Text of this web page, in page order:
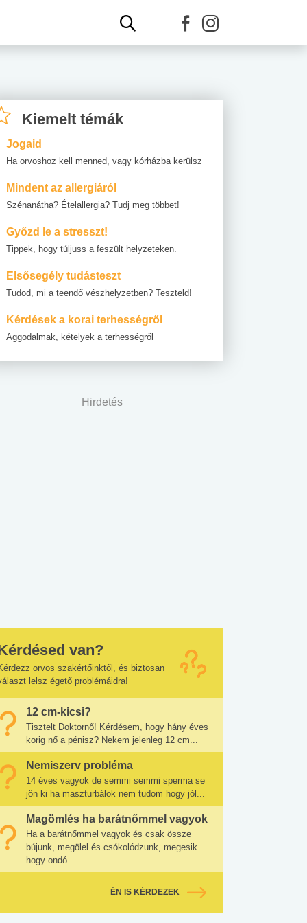
Kiemelt témák
Jogaid
Ha orvoshoz kell menned, vagy kórházba kerülsz
Mindent az allergiáról
Szénanátha? Ételallergia? Tudj meg többet!
Győzd le a stresszt!
Tippek, hogy túljuss a feszült helyzeteken.
Elsősegély tudásteszt
Tudod, mi a teendő vészhelyzetben? Teszteld!
Kérdések a korai terhességről
Aggodalmak, kételyek a terhességről
Hirdetés
van?
orvos szakértőinktől, és biztosan
lelsz égető problémáidra!
12 cm-kicsi?
Tisztelt Doktornő! Kérdésem, hogy hány éves
korig nő a pénisz? Nekem jelenleg 12 cm...
Nemiszerv probléma
14 éves vagyok de semmi semmi sperma se
jön ki ha maszturbálok nem tudom hogy jól...
Magömlés ha barátnőmmel vagyok
Ha a barátnőmmel vagyok és csak össze
bújunk, megölel és csókolódzunk, megesik
hogy ondó...
ÉN IS KÉRDEZEK